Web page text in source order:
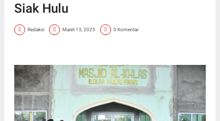
Siak Hulu
Redaksi Maret 13, 2025 0 Komentar